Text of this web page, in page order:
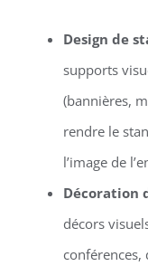
Design de
supports
(bannières,
rendre le
l’image de
Décoration
décors